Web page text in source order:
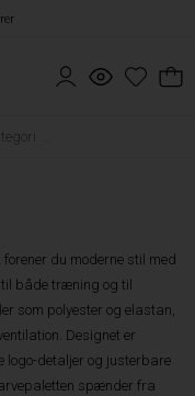
du moderne stil med
både træning og til
som polyester og elastan,
Designet er
detaljer og justerbare
spænder fra